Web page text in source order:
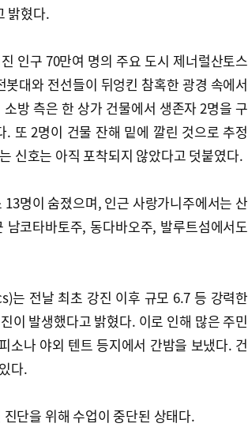
밝혔다.
인구 70만여 명의 주요 도시 제너럴산토스
대와 전선들이 뒤엉킨 참혹한 광경 속에서
방 측은 한 상가 건물에서 생존자 2명을 구
또 2명이 건물 잔해 밑에 깔린 것으로 추정
신호는 아직 포착되지 않았다고 덧붙였다.
명이 숨졌으며, 인근 사랑가니주에서는 산
코타바토주, 동다바오주, 발루트섬에서도
는 전날 최초 강진 이후 규모 6.7 등 강력한
이 발생했다고 밝혔다. 이로 인해 많은 주민
소나 야외 텐트 등지에서 간밤을 보냈다. 건
다.
단을 위해 수업이 중단된 상태다.